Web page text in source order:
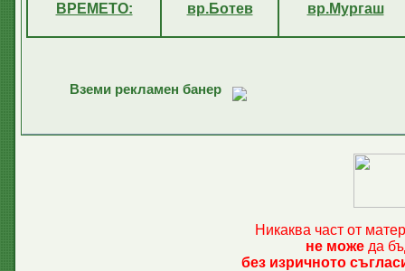
ВРЕМЕТО: вр.Ботев вр.Мургаш
Вземи рекламен банер
Никаква част от
не може да
без изричното